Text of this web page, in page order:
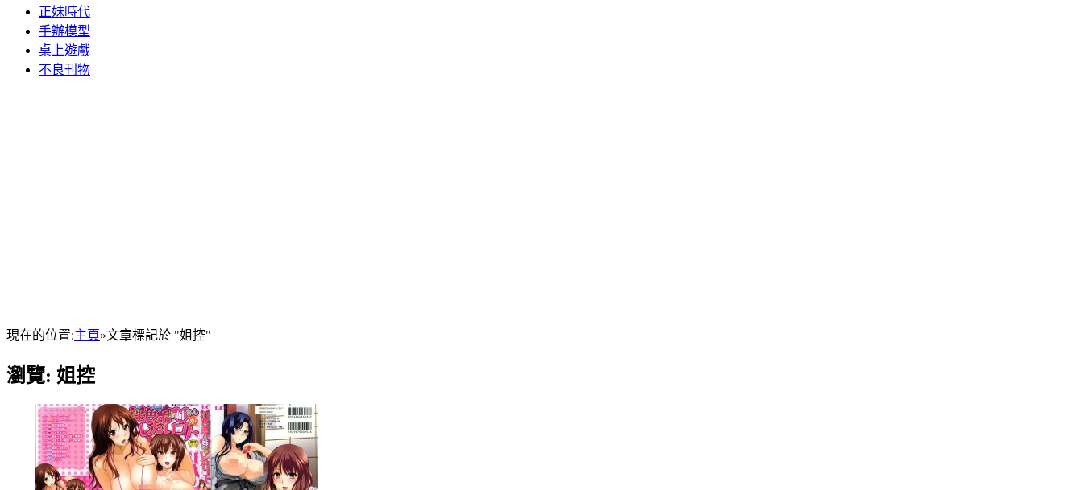
正妹時代
手辦模型
桌上遊戲
不良刊物
現在的位置:主頁»文章標記於 "姐控"
瀏覽: 姐控